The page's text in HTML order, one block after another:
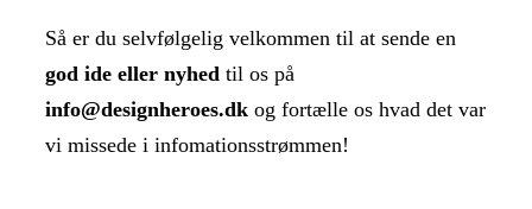
Så er du selvfølgelig velkommen til at sende en
god ide eller nyhed til os på
info@designheroes.dk og fortælle os hvad det var
vi missede i infomationsstrømmen!